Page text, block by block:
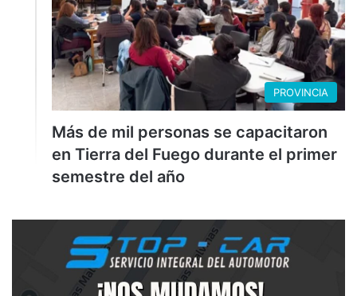
PROVINCIA
Más de mil personas se capacitaron
en Tierra del Fuego durante el primer
semestre del año